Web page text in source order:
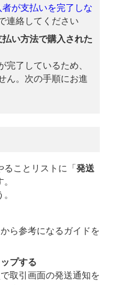
者が支払いを完了しな
連絡してください
い方法で購入された
完了しているため、
ん。次の手順にお進
ことリストに「 発送
から参考になるガイドを
プする
取引画面の発送通知を